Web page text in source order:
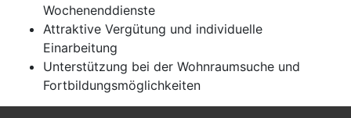
Wochenenddienste
Attraktive Vergütung und individuelle
Einarbeitung
Unterstützung bei der Wohnraumsuche und
Fortbildungsmöglichkeiten